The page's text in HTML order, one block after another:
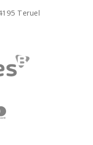
Teruel